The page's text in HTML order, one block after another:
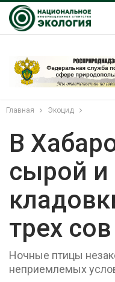
Главная Экоцид
В
сырой и
трех
Ночные птицы
неприемлемых